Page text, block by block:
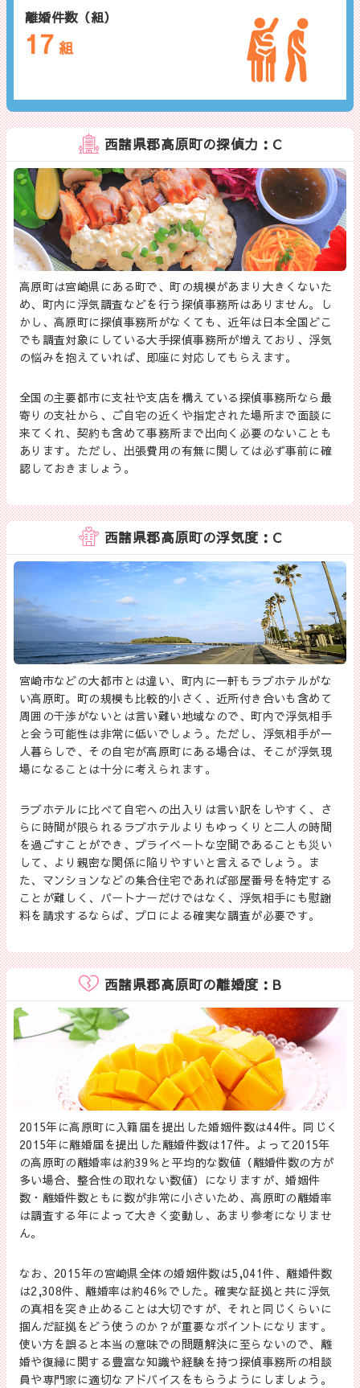
離婚件数（組）
17 組
西諸県郡高原町の探偵力：C
高原町は宮崎県にある町で、町の規模があまり大きくないた
め、町内に浮気調査などを行う探偵事務所はありません。し
かし、高原町に探偵事務所がなくても、近年は日本全国どこ
でも調査対象にしている大手探偵事務所が増えており、浮気
の悩みを抱えていれば、即座に対応してもらえます。
全国の主要都市に支社や支店を構えている探偵事務所なら最
寄りの支社から、ご自宅の近くや指定された場所まで面談に
来てくれ、契約も含めて事務所まで出向く必要のないことも
あります。ただし、出張費用の有無に関しては必ず事前に確
認しておきましょう。
西諸県郡高原町の浮気度：C
宮崎市などの大都市とは違い、町内に一軒もラブホテルがな
い高原町。町の規模も比較的小さく、近所付き合いも含めて
周囲の干渉がないとは言い難い地域なので、町内で浮気相手
と会う可能性は非常に低いでしょう。ただし、浮気相手が一
人暮らしで、その自宅が高原町にある場合は、そこが浮気現
場になることは十分に考えられます。
ラブホテルに比べて自宅への出入りは言い訳をしやすく、さ
らに時間が限られるラブホテルよりもゆっくりと二人の時間
を過ごすことができ、プライベートな空間であることも災い
して、より親密な関係に陥りやすいと言えるでしょう。ま
た、マンションなどの集合住宅であれば部屋番号を特定する
ことが難しく、パートナーだけではなく、浮気相手にも慰謝
料を請求するならば、プロによる確実な調査が必要です。
西諸県郡高原町の離婚度：B
2015年に高原町に入籍届を提出した婚姻件数は44件。同じく
2015年に離婚届を提出した離婚件数は17件。よって2015年
の高原町の離婚率は約39％と平均的な数値（離婚件数の方が
多い場合、整合性の取れない数値）になりますが、婚姻件
数・離婚件数ともに数が非常に小さいため、高原町の離婚率
は調査する年によって大きく変動し、あまり参考になりませ
ん。
なお、2015年の宮崎県全体の婚姻件数は5,041件、離婚件数
は2,308件、離婚率は約46％でした。確実な証拠と共に浮気
の真相を突き止めることは大切ですが、それと同じくらいに
掴んだ証拠をどう使うのか？が重要なポイントになります。
使い方を誤ると本当の意味での問題解決に至らないので、離
婚や復縁に関する豊富な知識や経験を持つ探偵事務所の相談
員や専門家に適切なアドバイスをもらうようにしましょう。